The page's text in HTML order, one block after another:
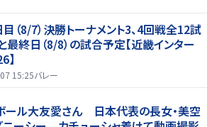
（8/7）決勝トーナメント3、4回戦全12試
最終日（8/8）の試合予定【近畿インター
】
15:25バレー
ール大友愛さん 日本代表の長女・美空